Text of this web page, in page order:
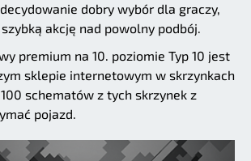
dobry wybór dla graczy,
akcję nad powolny podbój.
premium na 10. poziomie Typ 10 jest
sklepie internetowym w skrzynkach
schematów z tych skrzynek z
pojazd.